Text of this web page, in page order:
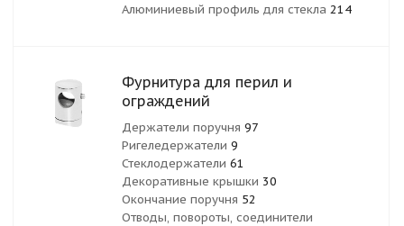
Алюминиевый профиль для стекла 214
Фурнитура для перил и
ограждений
Держатели поручня 97
Ригеледержатели 9
Стеклодержатели 61
Декоративные крышки 30
Окончание поручня 52
Отводы, повороты, соединители